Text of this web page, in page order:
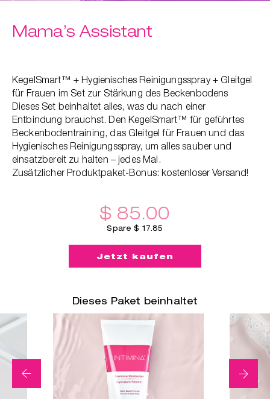
Mama’s Assistant
KegelSmart™ + Hygienisches Reinigungsspray + Gleitgel
für Frauen im Set zur Stärkung des Beckenbodens
Dieses Set beinhaltet alles, was du nach einer
Entbindung brauchst. Den KegelSmart™ für geführtes
Beckenbodentraining, das Gleitgel für Frauen und das
Hygienisches Reinigungsspray, um alles sauber und
einsatzbereit zu halten – jedes Mal.
Zusätzlicher Produktpaket-Bonus: kostenloser Versand!
$ 85.00
Spare $ 17.85
Jetzt kaufen
Dieses Paket beinhaltet